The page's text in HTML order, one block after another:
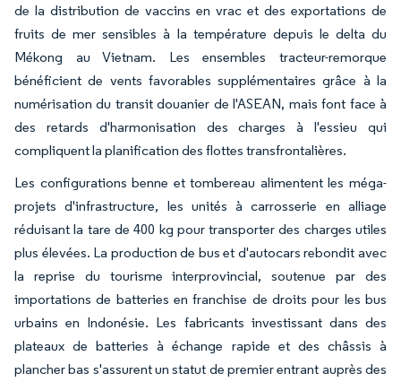
de la distribution de vaccins en vrac et des exportations de
fruits de mer sensibles à la température depuis le delta du
Mékong au Vietnam. Les ensembles tracteur-remorque
bénéficient de vents favorables supplémentaires grâce à la
numérisation du transit douanier de l'ASEAN, mais font face à
des retards d'harmonisation des charges à l'essieu qui
compliquent la planification des flottes transfrontalières.
Les configurations benne et tombereau alimentent les méga-
projets d'infrastructure, les unités à carrosserie en alliage
réduisant la tare de 400 kg pour transporter des charges utiles
plus élevées. La production de bus et d'autocars rebondit avec
la reprise du tourisme interprovincial, soutenue par des
importations de batteries en franchise de droits pour les bus
urbains en Indonésie. Les fabricants investissant dans des
plateaux de batteries à échange rapide et des châssis à
plancher bas s'assurent un statut de premier entrant auprès des